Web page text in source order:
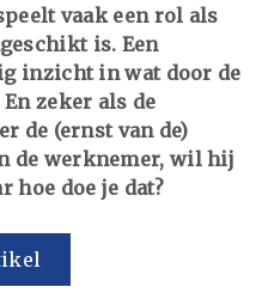
vaak een rol als
is. Een
inzicht in wat door de
zeker als de
de (ernst van de)
de werknemer, wil hij
hoe doe je dat?